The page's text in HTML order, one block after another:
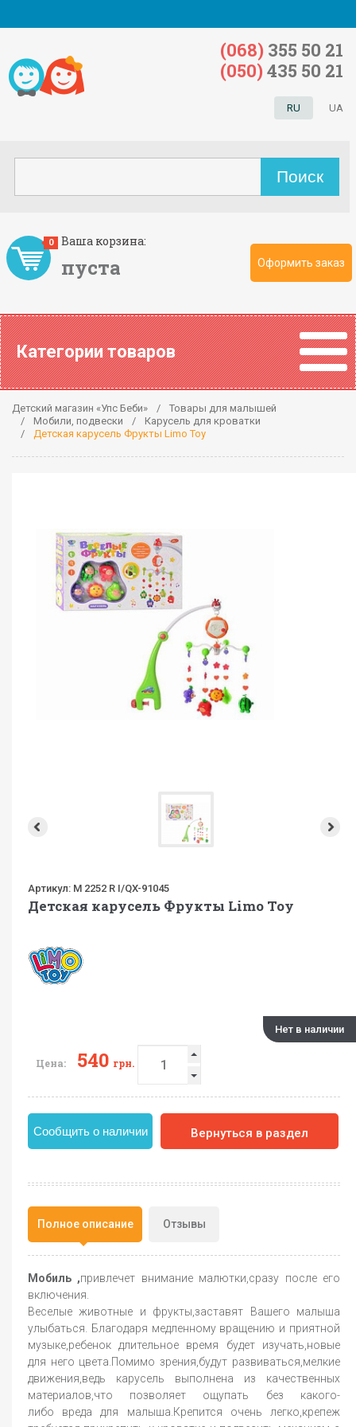
Ваша корзина:
пуста
0
Оформить заказ
RU UA
(068) 355 50 21
(050) 435 50 21
Категории товаров
Детский магазин «Упс Беби»
Товары для малышей
Мобили, подвески
Карусель для кроватки
Детская карусель Фрукты Limo Toy
Артикул: M 2252 R I/QX-91045
Детская карусель Фрукты Limo Toy
Нет в наличии
Цена: 540 грн.
Сообщить о наличии Вернуться в раздел
Полное описание Отзывы
Мобиль ,привлечет внимание малютки,сразу после его
включения.
Веселые животные и фрукты,заставят Вашего малыша
улыбаться. Благодаря медленному вращению и приятной
музыке,ребенок длительное время будет изучать,новые
для него цвета.Помимо зрения,будут развиваться,мелкие
движения,ведь карусель выполнена из качественных
материалов,что позволяет ощупать без какого-
либо вреда для малыша.Крепится очень легко,крепеж